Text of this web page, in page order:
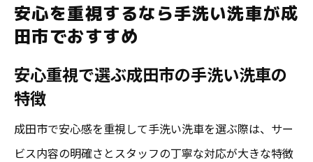
安心を重視するなら手洗い洗車が成
田市でおすすめ
安心重視で選ぶ成田市の手洗い洗車の
特徴
成田市で安心感を重視して手洗い洗車を選ぶ際は、サー
ビス内容の明確さとスタッフの丁寧な対応が大きな特徴